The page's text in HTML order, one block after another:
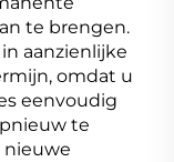
te brengen.
aanzienlijke
omdat u
eenvoudig
te
nieuwe